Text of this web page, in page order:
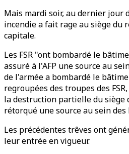
Mais mardi soir, au dernier jour
incendie a fait rage au siège du
capitale.
Les FSR "ont bombardé le
assuré à l'AFP une source au
de l'armée a bombardé le
regroupées des troupes des
la destruction partielle du siège
rétorqué une source au sein des
Les précédentes trêves ont
leur entrée en vigueur.